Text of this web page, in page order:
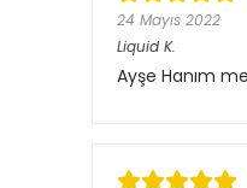
24 Mayıs 2022
Liquid K.
Ayşe Hanım